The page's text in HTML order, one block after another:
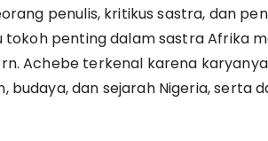
penulis, kritikus sastra, dan
tokoh penting dalam sastra Afrika
Achebe terkenal karena
budaya, dan sejarah Nigeria, serta